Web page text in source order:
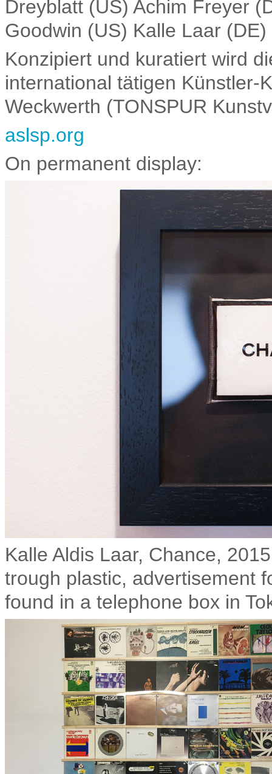
Dreyblatt (US) Achim Freyer
Goodwin (US) Kalle Laar
Konzipiert und kuratiert wird
international tätigen Künstler-
Weckwerth (TONSPUR
aslsp.org
On permanent display:
Kalle Aldis Laar, Chance,
trough plastic,
found in a telephone box in